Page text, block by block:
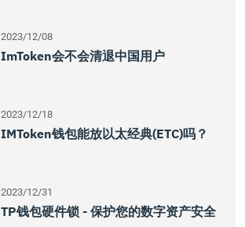
2023/12/08
ImToken会不会清退中国用户
2023/12/18
IMToken钱包能放以太经典(ETC)吗？
2023/12/31
TP钱包硬件锁 - 保护您的数字资产安全